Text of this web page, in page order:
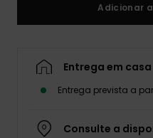
Adicionar
Entrega em
Entrega prevista a
Consulte a